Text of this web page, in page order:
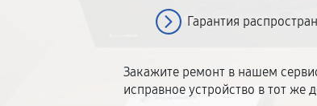
Гарантия
Закажите ремонт в нашем
исправное устройство в тот же